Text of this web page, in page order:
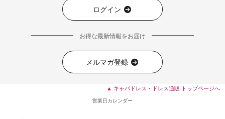
ログイン
お得な最新情報をお届け
メルマガ登録
▲ キャバドレス・ドレス通販 トップページへ
営業日カレンダー